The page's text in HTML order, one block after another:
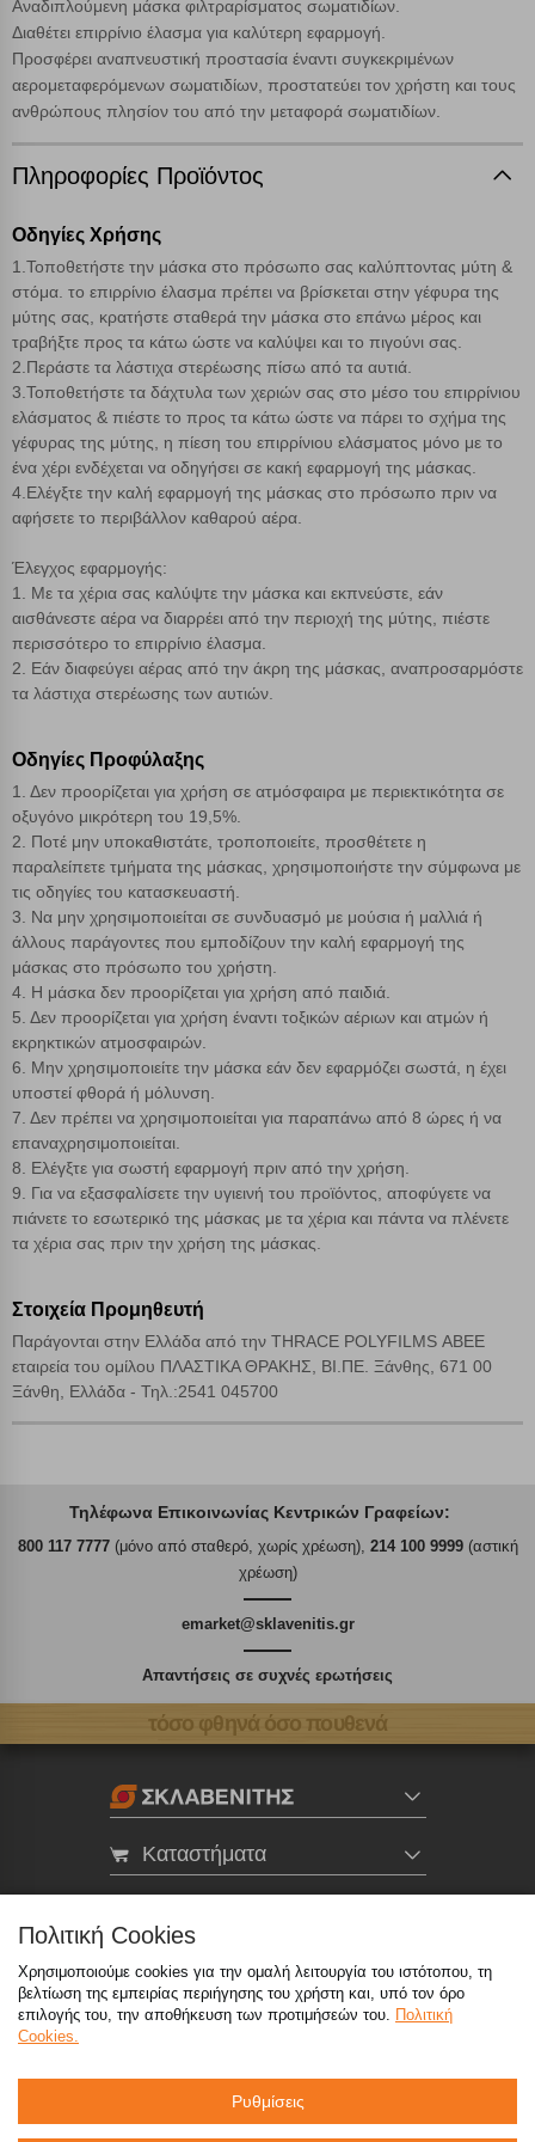
Αναδιπλούμενη μάσκα φιλτραρίσματος σωματιδίων.
Διαθέτει επιρρίνιο έλασμα για καλύτερη εφαρμογή.
Προσφέρει αναπνευστική προστασία έναντι συγκεκριμένων
αερομεταφερόμενων σωματιδίων, προστατεύει τον χρήστη και τους
ανθρώπους πλησίον του από την μεταφορά σωματιδίων.
Πληροφορίες Προϊόντος
Οδηγίες Χρήσης
1.Τοποθετήστε την μάσκα στο πρόσωπο σας καλύπτοντας μύτη &
στόμα. το επιρρίνιο έλασμα πρέπει να βρίσκεται στην γέφυρα της
μύτης σας, κρατήστε σταθερά την μάσκα στο επάνω μέρος και
τραβήξτε προς τα κάτω ώστε να καλύψει και το πιγούνι σας.
2.Περάστε τα λάστιχα στερέωσης πίσω από τα αυτιά.
3.Τοποθετήστε τα δάχτυλα των χεριών σας στο μέσο του επιρρίνιου
ελάσματος & πιέστε το προς τα κάτω ώστε να πάρει το σχήμα της
γέφυρας της μύτης, η πίεση του επιρρίνιου ελάσματος μόνο με το
ένα χέρι ενδέχεται να οδηγήσει σε κακή εφαρμογή της μάσκας.
4.Ελέγξτε την καλή εφαρμογή της μάσκας στο πρόσωπο πριν να
αφήσετε το περιβάλλον καθαρού αέρα.
Έλεγχος εφαρμογής:
1. Με τα χέρια σας καλύψτε την μάσκα και εκπνεύστε, εάν
αισθάνεστε αέρα να διαρρέει από την περιοχή της μύτης, πιέστε
περισσότερο το επιρρίνιο έλασμα.
2. Εάν διαφεύγει αέρας από την άκρη της μάσκας, αναπροσαρμόστε
τα λάστιχα στερέωσης των αυτιών.
Οδηγίες Προφύλαξης
1. Δεν προορίζεται για χρήση σε ατμόσφαιρα με περιεκτικότητα σε
οξυγόνο μικρότερη του 19,5%.
2. Ποτέ μην υποκαθιστάτε, τροποποιείτε, προσθέτετε η
παραλείπετε τμήματα της μάσκας, χρησιμοποιήστε την σύμφωνα με
τις οδηγίες του κατασκευαστή.
3. Να μην χρησιμοποιείται σε συνδυασμό με μούσια ή μαλλιά ή
άλλους παράγοντες που εμποδίζουν την καλή εφαρμογή της
μάσκας στο πρόσωπο του χρήστη.
4. Η μάσκα δεν προορίζεται για χρήση από παιδιά.
5. Δεν προορίζεται για χρήση έναντι τοξικών αέριων και ατμών ή
εκρηκτικών ατμοσφαιρών.
6. Μην χρησιμοποιείτε την μάσκα εάν δεν εφαρμόζει σωστά, η έχει
υποστεί φθορά ή μόλυνση.
7. Δεν πρέπει να χρησιμοποιείται για παραπάνω από 8 ώρες ή να
επαναχρησιμοποιείται.
8. Ελέγξτε για σωστή εφαρμογή πριν από την χρήση.
9. Για να εξασφαλίσετε την υγιεινή του προϊόντος, αποφύγετε να
πιάνετε το εσωτερικό της μάσκας με τα χέρια και πάντα να πλένετε
τα χέρια σας πριν την χρήση της μάσκας.
Στοιχεία Προμηθευτή
Παράγονται στην Ελλάδα από την THRACE POLYFILMS ΑΒΕΕ
εταιρεία του ομίλου ΠΛΑΣΤΙΚΑ ΘΡΑΚΗΣ, ΒΙ.ΠΕ. Ξάνθης, 671 00
Ξάνθη, Ελλάδα - Τηλ.:2541 045700
Τηλέφωνα Επικοινωνίας Κεντρικών Γραφείων:
800 117 7777(μόνο από σταθερό, χωρίς χρέωση), 214 100 9999(αστική
χρέωση)
emarket@sklavenitis.gr
Απαντήσεις σε συχνές ερωτήσεις
τόσο φθηνά όσο πουθενά
Καταστήματα
800 117 7777 (μόνο από σταθερό, χωρίς χρέωση),
214 100 9999 (αστική χρέωση)
©2026 Όροι Χρήσης Πολιτική Απορρήτου
Αναζήτηση
Πολιτική Cookies
Χρησιμοποιούμε cookies για την ομαλή λειτουργία του ιστότοπου, τη
βελτίωση της εμπειρίας περιήγησης του χρήστη και, υπό τον όρο
επιλογής του, την αποθήκευση των προτιμήσεών του. Πολιτική
Cookies.
Ρυθμίσεις
αυτόματα δεδομένα σύνδεσης και πληροφορίες σχετικές με την
περιήγησή σας, οι οποίες είναι μη εξατομικευμένες και σπάνια
περιέχουν προσωποποιημένα χαρακτηριστικά που υποδεικνύουν την
ταυτότητά σας. Τα cookies είναι μικρά αρχεία κειμένου τα οποία,
μέσω του προγράμματος περιήγησης εγκαθίστανται στον υπολογιστή
επιλέξετε, απομνημονεύοντας τις προτιμήσεις σας. Η κατηγορία των
ιστότοπου είναι η μόνη ενεργοποιημένη. Έχετε τη δυνατότητα να
επιλέξετε τις λοιπές κατηγορίες κάνοντας κλικ στο σχετικό κουμπί
επάνω δεξιά, αφού ενημερωθείτε σχετικά. Ωστόσο θα πρέπει να
γνωρίζετε ότι αποκλεισμός ορισμένων κατηγοριών αρχείων cookies,
μπορεί να επηρεάσει την εμπειρία της περιήγησής σας ή/και της
χρήσης των υπηρεσιών μας.Δείτε περισσότερα
Λειτουργικά cookies
Cookies στόχευσης
Απολύτως απαραίτητα cookies Πάντα Ενεργό
Αποθήκευση ρυθμίσεων
Αποδοχή όλων